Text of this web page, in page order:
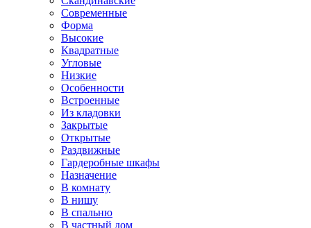
Современные
Форма
Высокие
Квадратные
Угловые
Низкие
Особенности
Встроенные
Из кладовки
Закрытые
Открытые
Раздвижные
Гардеробные шкафы
Назначение
В комнату
В нишу
В спальню
В частный дом